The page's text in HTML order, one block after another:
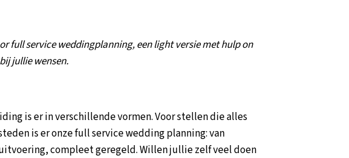
full service weddingplanning, een light versie met hulp on
jullie wensen.
is er in verschillende vormen. Voor stellen die alles
is er onze full service wedding planning: van
compleet geregeld. Willen jullie zelf veel doen